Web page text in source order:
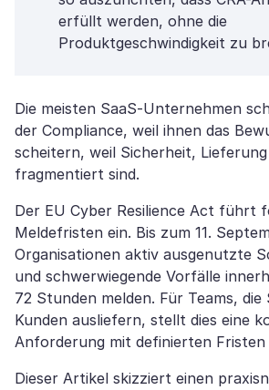
erfüllt werden, ohne die
Produktgeschwindigkeit zu
Die meisten SaaS-Unternehmen
der Compliance, weil ihnen das
scheitern, weil Sicherheit,
fragmentiert sind.
Der EU Cyber Resilience Act führt
Meldefristen ein. Bis zum 11.
Organisationen aktiv ausgenutzte
und schwerwiegende Vorfälle
72 Stunden melden. Für Teams,
Kunden ausliefern, stellt dies eine
Anforderung mit definierten Fristen
Dieser Artikel skizziert einen